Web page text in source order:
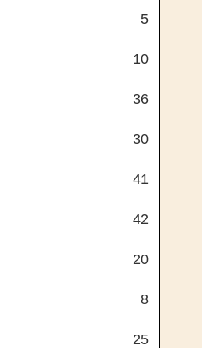
5
10
36
30
41
42
20
8
25